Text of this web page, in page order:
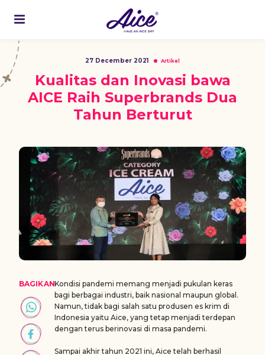
27 December 2021 Artikel
Kualitas dan Inovasi bawa
AICE Raih Superbrands Dua
Tahun Berturut
BAGIKANKondisi pandemi memang menjadi pukulan keras
bagi berbagai industri, baik nasional maupun global.
Namun, tidak bagi salah satu produsen es krim di
Indonesia yaitu Aice, yang tetap menjadi terdepan
dengan terus berinovasi di masa pandemi.
Sampai akhir tahun 2021 ini, Aice telah berhasil